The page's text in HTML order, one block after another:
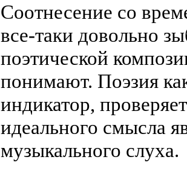
Соотнесение со
все-таки довольно
поэтической
понимают. Поэзия
индикатор,
идеального смысла
музыкального слуха.